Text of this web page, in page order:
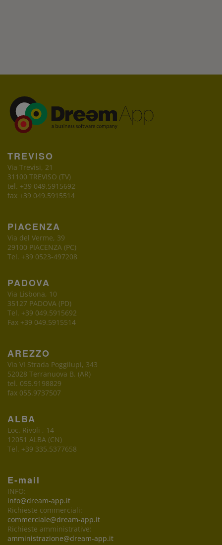
TREVISO
Via Trevisi, 21
31100 TREVISO (TV)
tel. +39 049.5915692
fax +39 049.5915514
PIACENZA
Via del Verme, 39
29100 PIACENZA (PC)
Tel. +39 0523-497208
PADOVA
Via Lisbona, 10
35127 PADOVA (PD)
Tel. +39 049.5915692
Fax +39 049.5915514
AREZZO
Via VI Strada Poggilupi, 343
52028 Terranuova B. (AR)
tel. 055.9198829
fax 055.9737507
ALBA
Loc. Rivoli , 14
12051 ALBA (CN)
Tel. +39 335.5377658
E-mail
INFO:
info@dream-app.it
Richieste commerciali:
commerciale@dream-app.it
Richieste amministrative:
amministrazione@dream-app.it